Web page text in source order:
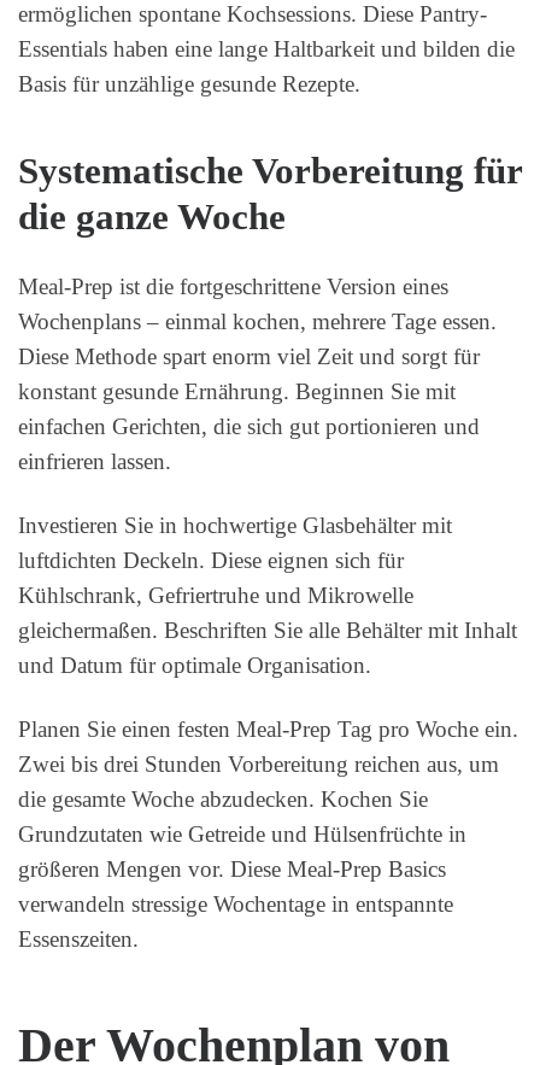
ermöglichen spontane Kochsessions. Diese Pantry-
Essentials haben eine lange Haltbarkeit und bilden die
Basis für unzählige gesunde Rezepte.
Systematische Vorbereitung für
die ganze Woche
Meal-Prep ist die fortgeschrittene Version eines
Wochenplans – einmal kochen, mehrere Tage essen.
Diese Methode spart enorm viel Zeit und sorgt für
konstant gesunde Ernährung. Beginnen Sie mit
einfachen Gerichten, die sich gut portionieren und
einfrieren lassen.
Investieren Sie in hochwertige Glasbehälter mit
luftdichten Deckeln. Diese eignen sich für
Kühlschrank, Gefriertruhe und Mikrowelle
gleichermaßen. Beschriften Sie alle Behälter mit Inhalt
und Datum für optimale Organisation.
Planen Sie einen festen Meal-Prep Tag pro Woche ein.
Zwei bis drei Stunden Vorbereitung reichen aus, um
die gesamte Woche abzudecken. Kochen Sie
Grundzutaten wie Getreide und Hülsenfrüchte in
größeren Mengen vor. Diese Meal-Prep Basics
verwandeln stressige Wochentage in entspannte
Essenszeiten.
Der Wochenplan von